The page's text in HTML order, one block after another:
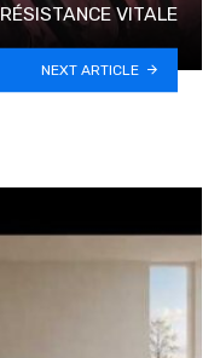
RÉSISTANCE VITALE
NEXT ARTICLE